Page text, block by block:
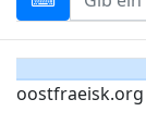
oostfraeisk.org